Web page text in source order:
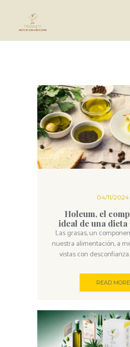
04/11/2024
Holeum, el
ideal de una
Las grasas, un
nuestra alimentación, a
vistas con
READ MORE